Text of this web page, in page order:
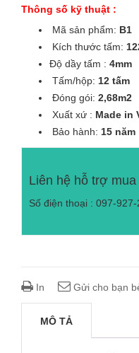
Thông số kỹ thuật :
Mã sản phẩm: B1
Kích thước tấm:
Độ dầy tấm : 4mm
Tấm/hộp: 12 tấm
Đóng gói: 2,68m2
Xuất xứ : Made in
Bảo hành: 15 năm
Liên hệ hỗ trợ mua
Số điện thoại : 097-927-
In Gửi cho bạn
MÔ TẢ